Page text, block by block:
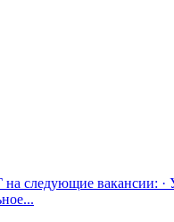
· Универсалы · Маляры ·
· Официальное...